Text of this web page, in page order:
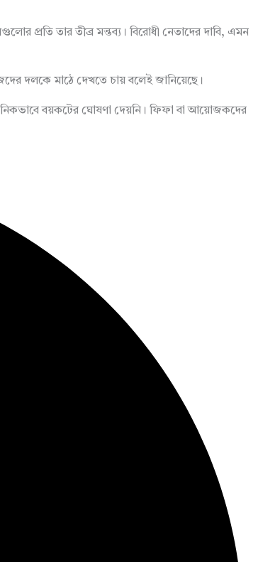
প্রতি তার তীব্র মন্তব্য। বিরোধী নেতাদের দাবি, এমন
দলকে মাঠে দেখতে চায় বলেই জানিয়েছে।
বয়কটের ঘোষণা দেয়নি। ফিফা বা আয়োজকদের